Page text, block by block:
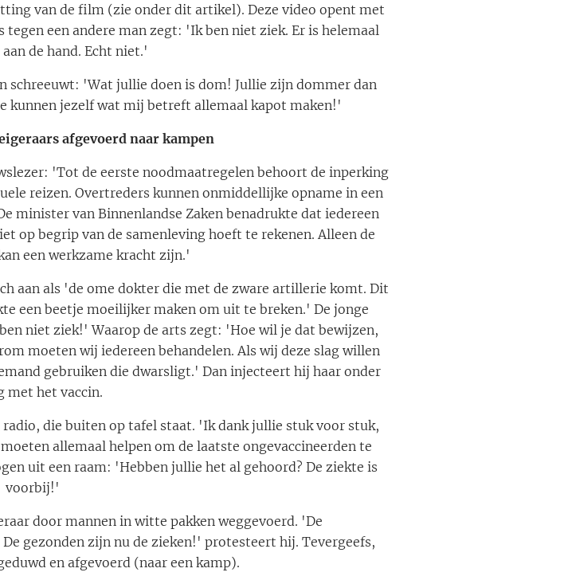
van de film (zie onder dit artikel). Deze video opent met
een andere man zegt: 'Ik ben niet ziek. Er is helemaal
de hand. Echt niet.'
schreeuwt: 'Wat jullie doen is dom! Jullie zijn dommer dan
kunnen jezelf wat mij betreft allemaal kapot maken!'
afgevoerd naar kampen
'Tot de eerste noodmaatregelen behoort de inperking
reizen. Overtreders kunnen onmiddellijke opname in een
minister van Binnenlandse Zaken benadrukte dat iedereen
op begrip van de samenleving hoeft te rekenen. Alleen de
een werkzame kracht zijn.'
aan als 'de ome dokter die met de zware artillerie komt. Dit
een beetje moeilijker maken om uit te breken.' De jonge
niet ziek!' Waarop de arts zegt: 'Hoe wil je dat bewijzen,
moeten wij iedereen behandelen. Als wij deze slag willen
gebruiken die dwarsligt.' Dan injecteert hij haar onder
met het vaccin.
die buiten op tafel staat. 'Ik dank jullie stuk voor stuk,
allemaal helpen om de laatste ongevaccineerden te
uit een raam: 'Hebben jullie het al gehoord? De ziekte is
voorbij!'
door mannen in witte pakken weggevoerd. 'De
gezonden zijn nu de zieken!' protesteert hij. Tevergeefs,
en afgevoerd (naar een kamp).